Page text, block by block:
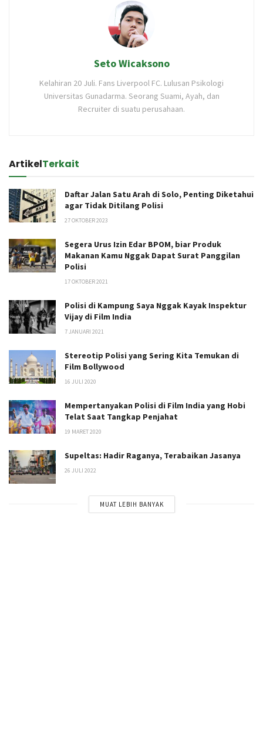
Seto Wicaksono
Kelahiran 20 Juli. Fans Liverpool FC. Lulusan Psikologi
Universitas Gunadarma. Seorang Suami, Ayah, dan
Recruiter di suatu perusahaan.
ArtikelTerkait
Daftar Jalan Satu Arah di Solo, Penting Diketahui
agar Tidak Ditilang Polisi
27 OKTOBER 2023
Segera Urus Izin Edar BPOM, biar Produk
Makanan Kamu Nggak Dapat Surat Panggilan
Polisi
17 OKTOBER 2021
Polisi di Kampung Saya Nggak Kayak Inspektur
Vijay di Film India
7 JANUARI 2021
Stereotip Polisi yang Sering Kita Temukan di
Film Bollywood
16 JULI 2020
Mempertanyakan Polisi di Film India yang Hobi
Telat Saat Tangkap Penjahat
19 MARET 2020
Supeltas: Hadir Raganya, Terabaikan Jasanya
26 JULI 2022
MUAT LEBIH BANYAK